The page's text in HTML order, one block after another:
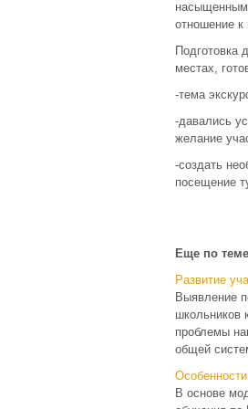
насыщенным,
отношение
Подготовка
местах,
-тема
-давались
желание
-создать
посещение
Еще по
Развитие
Выявление
школьников
проблемы
общей
В основе